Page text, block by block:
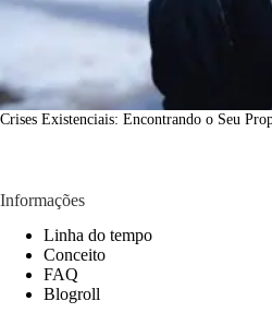
Crises Existenciais: Encontrando o Seu
Informações
Linha do tempo
Conceito
FAQ
Blogroll